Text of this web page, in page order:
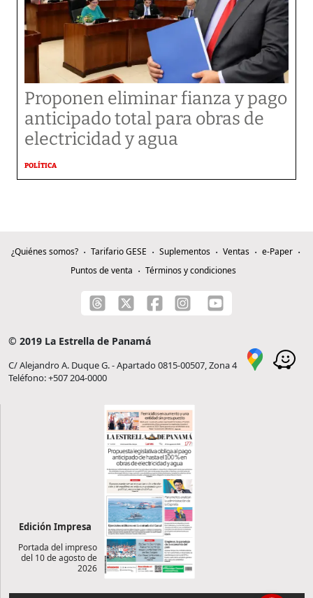
Proponen eliminar fianza y pago
anticipado total para obras de
electricidad y agua
POLÍTICA
¿Quiénes somos? Tarifario GESE Suplementos Ventas
e-Paper
Puntos de venta
Términos y condiciones
© 2019 La Estrella de Panamá
C/ Alejandro A. Duque G. - Apartado 0815-00507, Zona 4
Teléfono: +507 204-0000
Edición Impresa
Portada del impreso
del 10 de agosto de
2026